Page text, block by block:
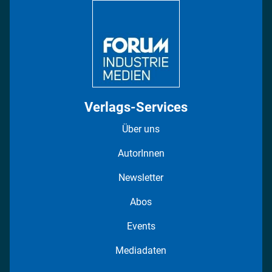
Verlags-Services
Über uns
AutorInnen
Newsletter
Abos
Events
Mediadaten